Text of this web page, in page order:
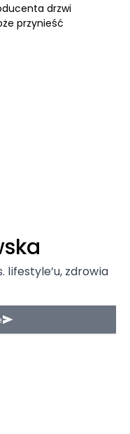
drzwi
przynieść
zdrowia